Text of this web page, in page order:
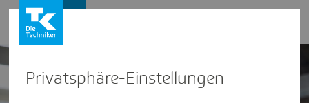
Privat­sphäre-Einstel­lungen